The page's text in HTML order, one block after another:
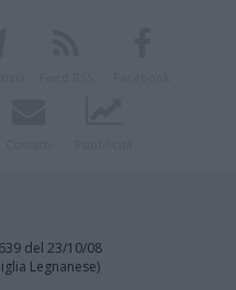
del 23/10/08
Legnanese)